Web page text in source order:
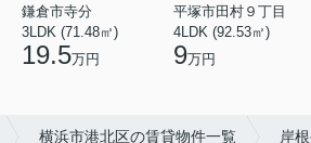
鎌倉市寺分
3LDK (71.48㎡)
19.5万円
平塚市田村９丁目
4LDK (92.53㎡)
9万円
横浜市港北区の賃貸物件一覧 岸